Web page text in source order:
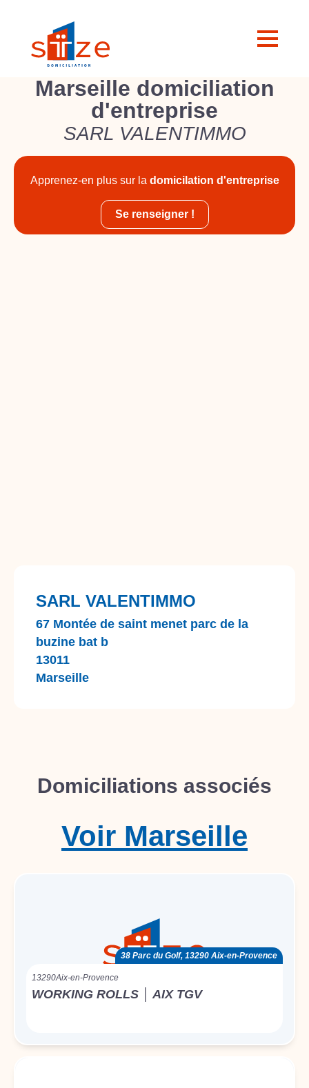
Marseille domiciliation
d'entreprise
SARL VALENTIMMO
Apprenez-en plus sur la domicilation d'entreprise
Se renseigner !
SARL VALENTIMMO
67 Montée de saint menet parc de la
buzine bat b
13011
Marseille
Domiciliations associés
Marseille
Voir
38 Parc du Golf, 13290 Aix-en-Provence
13290Aix-en-Provence
WORKING ROLLS │ AIX TGV